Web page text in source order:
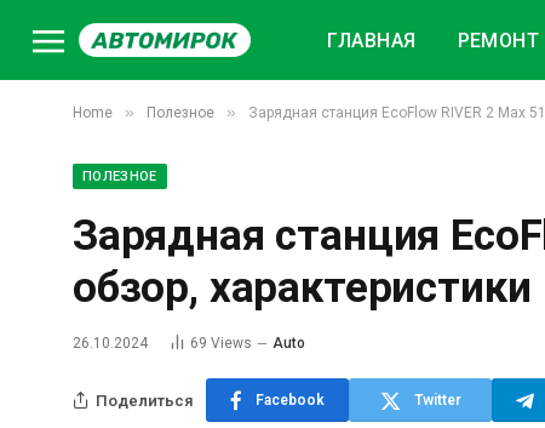
ГЛАВНАЯ РЕМОНТ
Home » Полезное » Зарядная станция EcoFlow RIVER 2 Max
ПОЛЕЗНОЕ
Зарядная станция
обзор, характеристики
26.10.2024 69 Views Auto
Поделиться Facebook Twitter